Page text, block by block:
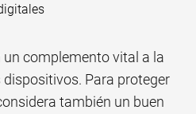
complemento vital a la
Para proteger
también un buen